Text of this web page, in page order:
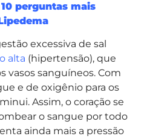
perguntas mais
excessiva de sal
alta (hipertensão), que
vasos sanguíneos. Com
e de oxigênio para os
Assim, o coração se
o sangue por todo
ainda mais a pressão